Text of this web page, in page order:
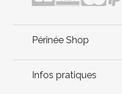
Périnée Shop
Infos pratiques